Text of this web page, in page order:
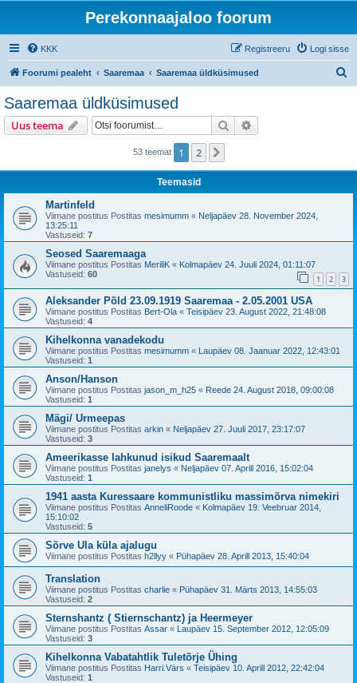
Perekonnaajaloo foorum
KKK Logi sisse
Registreeru
Foorumi pealeht Saaremaa Saaremaa üldküsimused
Saaremaa üldküsimused
Uus teema Otsi
53 teemat 1 2
Teemasid
Martinfeld
Viimane postitus Postitas mesimumm « Neljapäev 28. November 2024,
13:25:11
Vastuseid: 7
Seosed Saaremaaga
Viimane postitus Postitas MeriliK « Kolmapäev 24. Juuli 2024, 01:11:07
Vastuseid: 60 1 2 3
Aleksander Põld 23.09.1919 Saaremaa - 2.05.2001 USA
Viimane postitus Postitas Bert-Ola « Teisipäev 23. August 2022, 21:48:08
Vastuseid: 4
Kihelkonna vanadekodu
Viimane postitus Postitas mesimumm « Laupäev 08. Jaanuar 2022, 12:43:01
Vastuseid: 1
Anson/Hanson
Viimane postitus Postitas jason_m_h25 « Reede 24. August 2018, 09:00:08
Vastuseid: 1
Mägi/ Urmeepas
Viimane postitus Postitas arkin « Neljapäev 27. Juuli 2017, 23:17:07
Vastuseid: 3
Ameerikasse lahkunud isikud Saaremaalt
Viimane postitus Postitas janelys « Neljapäev 07. Aprill 2016, 15:02:04
Vastuseid: 1
1941 aasta Kuressaare kommunistliku massimõrva nimekiri
Viimane postitus Postitas AnneliRoode « Kolmapäev 19. Veebruar 2014,
15:10:02
Vastuseid: 5
Sõrve Ula küla ajalugu
Viimane postitus Postitas h2llyy « Pühapäev 28. Aprill 2013, 15:40:04
Translation
Viimane postitus Postitas charlie « Pühapäev 31. Märts 2013, 14:55:03
Vastuseid: 2
Sternshantz ( Stiernschantz) ja Heermeyer
Viimane postitus Postitas Assar « Laupäev 15. September 2012, 12:05:09
Vastuseid: 3
Kihelkonna Vabatahtlik Tuletõrje Ühing
Viimane postitus Postitas Harri.Värs « Teisipäev 10. Aprill 2012, 22:42:04
Vastuseid: 1